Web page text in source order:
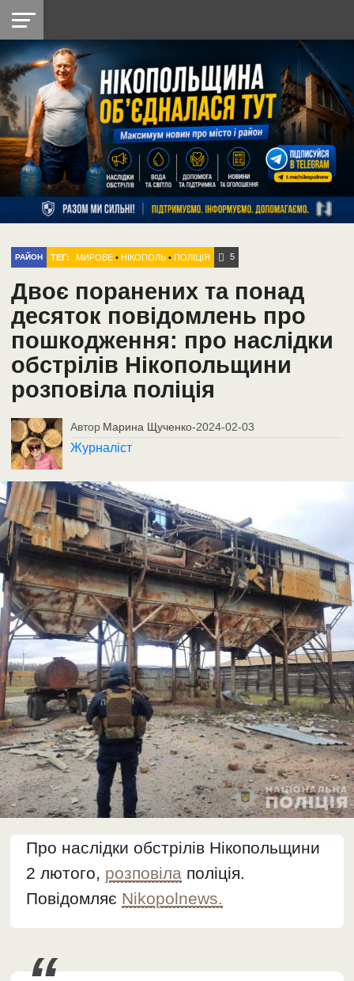
НІКОПОЛЬ
РАЙОН
СІЧЕСЛАВСЬКА
УКРАЇНА
РЕТРО
НІКОПОЛЬ
ЛАЙТ
УКРАЇНА
ДОПОМОГА
РАДІО
РАЙОН ТЕГ: МИРОВЕ •НІКОПОЛЬ •ПОЛІЦІЯ 5
Двоє поранених та понад
десяток повідомлень про
пошкодження: про наслідки
обстрілів Нікопольщини
розповіла поліція
Автор Марина Щученко-2024-02-03
Журналіст
Про наслідки обстрілів Нікопольщини
2 лютого, розповіла поліція.
Повідомляє Nikopolnews.